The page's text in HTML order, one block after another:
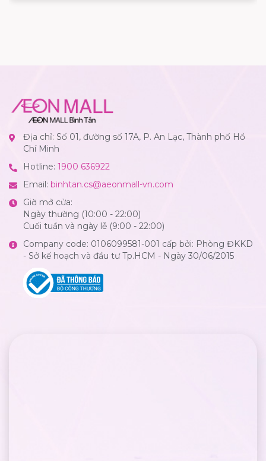
Địa chỉ: Số 01, đường số 17A, P. An Lạc, Thành phố Hồ
Chí Minh
Hotline: 1900 636922
Email: binhtan.cs@aeonmall-vn.com
Giờ mở cửa:
Ngày thường (10:00 - 22:00)
Cuối tuần và ngày lễ (9:00 - 22:00)
Company code: 0106099581-001 cấp bởi: Phòng ĐKKD
- Sở kế hoạch và đầu tư Tp.HCM - Ngày 30/06/2015